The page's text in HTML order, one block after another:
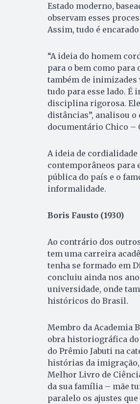
Estado moderno,
observam esses
Assim, tudo é
“A ideia do homem
para o bem como para
também de
tudo para esse lado. É
disciplina rigorosa.
distâncias”, analisou
documentário Chico –
A ideia de
contemporâneos para
pública do país e o
informalidade.
Boris Fausto (1930)
Ao contrário dos
tem uma carreira
tenha se formado em
concluiu ainda nos
universidade, onde
históricos do Brasil.
Membro da Academia
obra historiográfica do
do Prêmio Jabuti na
histórias da imigração,
Melhor Livro de
da sua família – mãe
paralelo os ajustes